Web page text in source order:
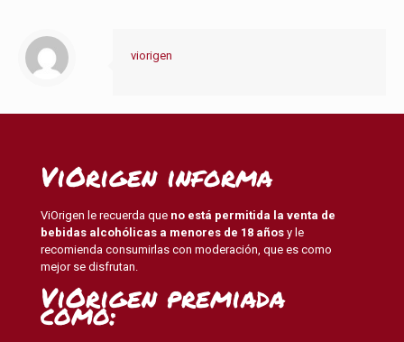
viorigen
ViOrigen informa
ViOrigen le recuerda que no está permitida la venta de
bebidas alcohólicas a menores de 18 años y le
recomienda consumirlas con moderación, que es como
mejor se disfrutan.
ViOrigen premiada
como: